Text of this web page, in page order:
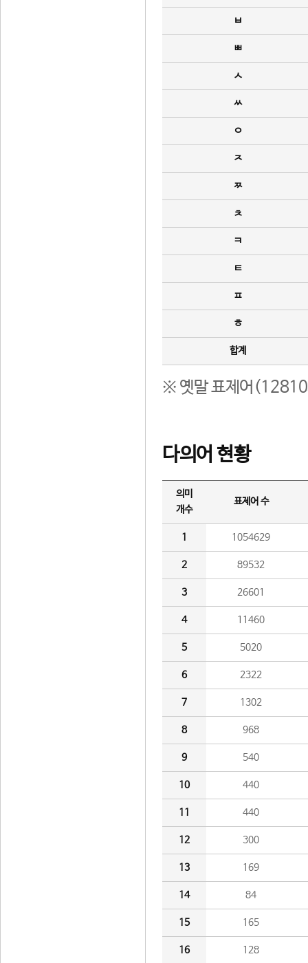
ㅂ
ㅃ
ㅅ
ㅆ
ㅇ
ㅈ
ㅉ
ㅊ
ㅋ
ㅌ
ㅍ
ㅎ
합계
※ 옛말 표제어(12810
다의어 현황
의미
개수
표제어 수
1 1054629
2 89532
3 26601
4 11460
5 5020
6 2322
7 1302
8 968
9 540
10 440
11 440
12 300
13 169
14 84
15 165
16 128